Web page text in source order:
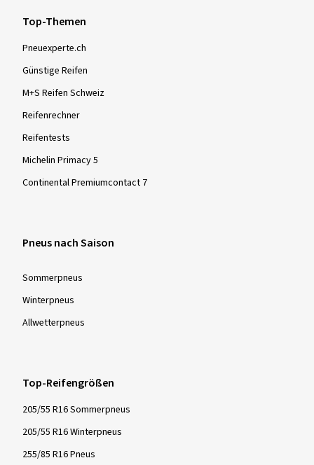
Top-Themen
Pneuexperte.ch
Günstige Reifen
M+S Reifen Schweiz
Reifenrechner
Reifentests
Michelin Primacy 5
Continental Premiumcontact 7
Pneus nach Saison
Sommer­pneus
Winter­pneus
Allwetter­pneus
Top-Reifengrößen
205/55 R16 Sommerpneus
205/55 R16 Winterpneus
255/85 R16 Pneus